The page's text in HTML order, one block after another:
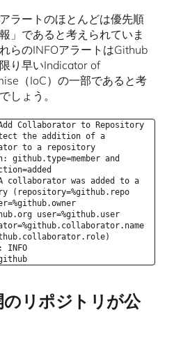
ラートのほとんどは優先順
」であると考えられていま
らのINFOアラートはGithub
り早いIndicator of
（IoC）の一部であると考
しょう。
Collaborator to Repository
the addition of a
to a repository
github.type=member and
collaborator was added to a
(repository=%github.repo
user=%github.user
のリポジトリが公